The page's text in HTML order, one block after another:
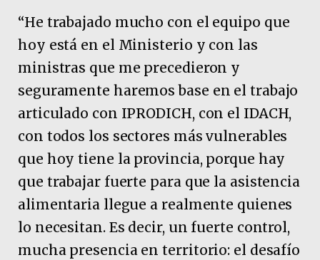
“He trabajado mucho con el equipo que
hoy está en el Ministerio y con las
ministras que me precedieron y
seguramente haremos base en el trabajo
articulado con IPRODICH, con el IDACH,
con todos los sectores más vulnerables
que hoy tiene la provincia, porque hay
que trabajar fuerte para que la asistencia
alimentaria llegue a realmente quienes
lo necesitan. Es decir, un fuerte control,
mucha presencia en territorio: el desafío